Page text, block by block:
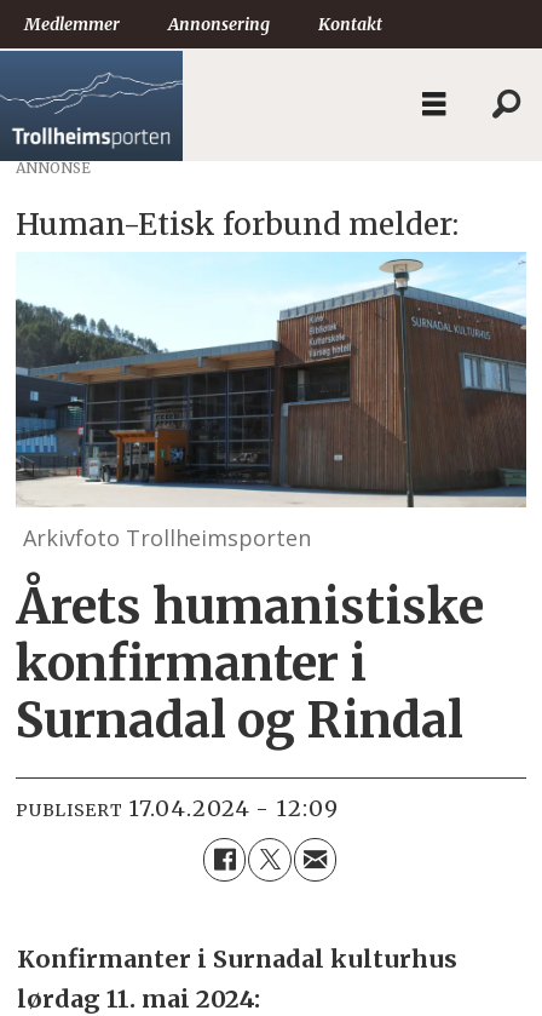
Medlemmer Annonsering Kontakt
ANNONSE
Human-Etisk forbund melder:
Arkivfoto Trollheimsporten
Årets humanistiske
konfirmanter i
Surnadal og Rindal
PUBLISERT 17.04.2024 - 12:09
Konfirmanter i Surnadal kulturhus
lørdag 11. mai 2024: